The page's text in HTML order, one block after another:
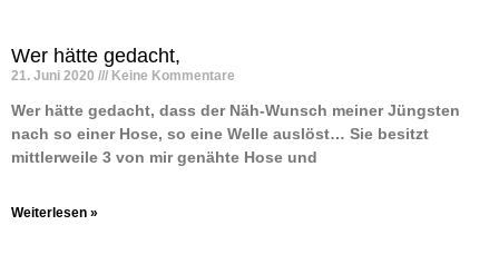
Wer hätte gedacht,
21. Juni 2020 Keine Kommentare
Wer hätte gedacht, dass der Näh-Wunsch meiner Jüngsten
nach so einer Hose, so eine Welle auslöst… Sie besitzt
mittlerweile 3 von mir genähte Hose und
Weiterlesen »